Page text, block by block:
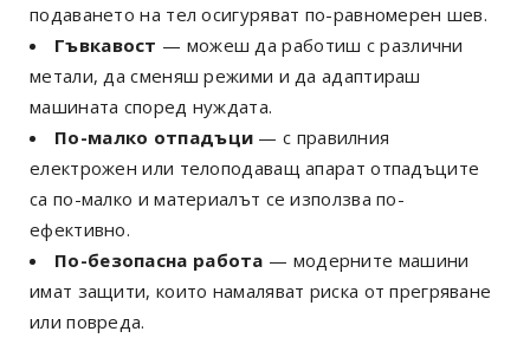
подаването на тел осигуряват по-равномерен шев.
Гъвкавост — можеш да работиш с различни
метали, да сменяш режими и да адаптираш
машината според нуждата.
По-малко отпадъци — с правилния
електрожен или телоподаващ апарат отпадъците
са по-малко и материалът се използва по-
ефективно.
По-безопасна работа — модерните машини
имат защити, които намаляват риска от прегряване
или повреда.